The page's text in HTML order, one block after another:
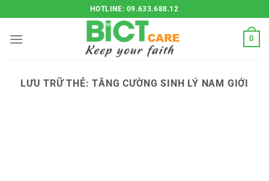
qua
nội
HOTLINE: 09.633.688.12
0
LƯU TRỮ THẺ:TĂNG CƯỜNG SINH LÝ NAM GIỚI